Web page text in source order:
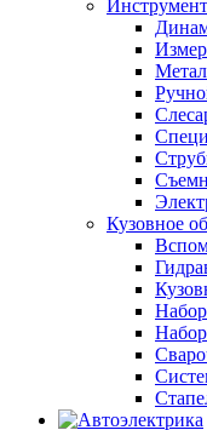
Инструмент
Кузовное